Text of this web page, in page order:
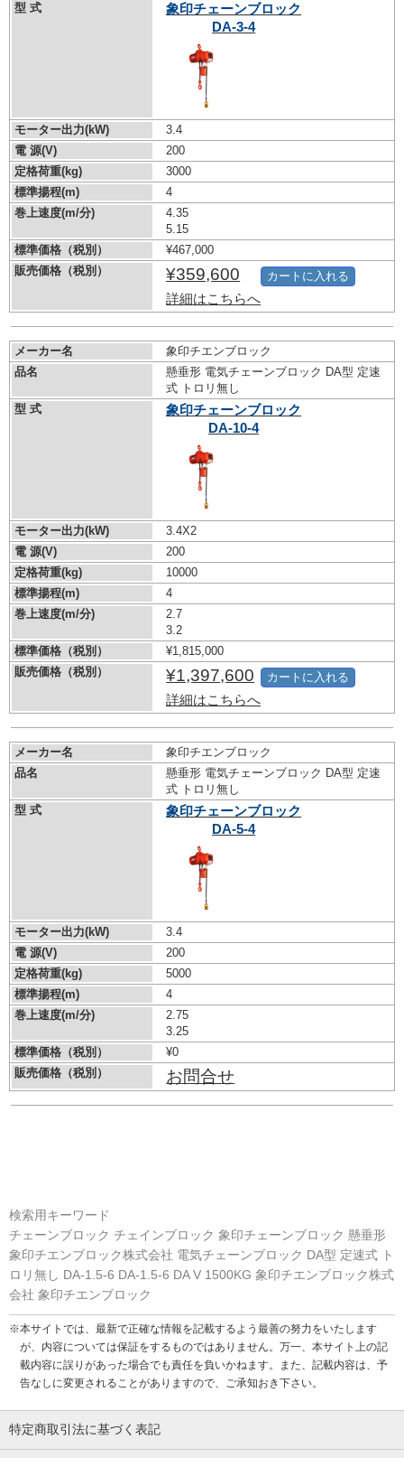
型 式
象印チェーンブロック
DA-3-4
モーター出力(kW)
3.4
電 源(V)
200
定格荷重(kg)
3000
標準揚程(m)
4
巻上速度(m/分)
4.35
5.15
標準価格（税別）
¥467,000
販売価格（税別）
¥359,600
詳細はこちらへ
カートに入れる
メーカー名
象印チエンブロック
品名
懸垂形 電気チェーンブロック DA型 定速
式 トロリ無し
型 式
象印チェーンブロック
DA-10-4
モーター出力(kW)
3.4X2
電 源(V)
200
定格荷重(kg)
10000
標準揚程(m)
4
巻上速度(m/分)
2.7
3.2
標準価格（税別）
¥1,815,000
販売価格（税別）
¥1,397,600
詳細はこちらへ
カートに入れる
メーカー名
象印チエンブロック
品名
懸垂形 電気チェーンブロック DA型 定速
式 トロリ無し
型 式
象印チェーンブロック
DA-5-4
モーター出力(kW)
3.4
電 源(V)
200
定格荷重(kg)
5000
標準揚程(m)
4
巻上速度(m/分)
2.75
3.25
標準価格（税別）
¥0
販売価格（税別）
お問合せ
検索用キーワード
チェーンブロック チェインブロック 象印チェーンブロック 懸垂形
象印チエンブロック株式会社 電気チェーンブロック DA型 定速式 ト
ロリ無し DA-1.5-6 DA-1.5-6 DA V 1500KG 象印チエンブロック株式
会社 象印チエンブロック
※本サイトでは、最新で正確な情報を記載するよう最善の努力をいたします
が、内容については保証をするものではありません。万一、本サイト上の記
載内容に誤りがあった場合でも責任を負いかねます。また、記載内容は、予
告なしに変更されることがありますので、ご承知おき下さい。
特定商取引法に基づく表記